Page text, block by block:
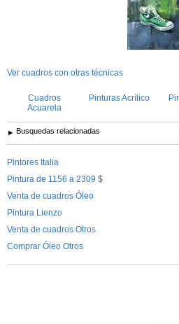
Ver cuadros con otras técnicas
Cuadros
Acuarela
Pinturas Acrílico
Busquedas relacionadas
Pintores Italia
Pintura de 1156 a 2309 $
Venta de cuadros Óleo
Pintura Lienzo
Venta de cuadros Otros
Comprar Óleo Otros